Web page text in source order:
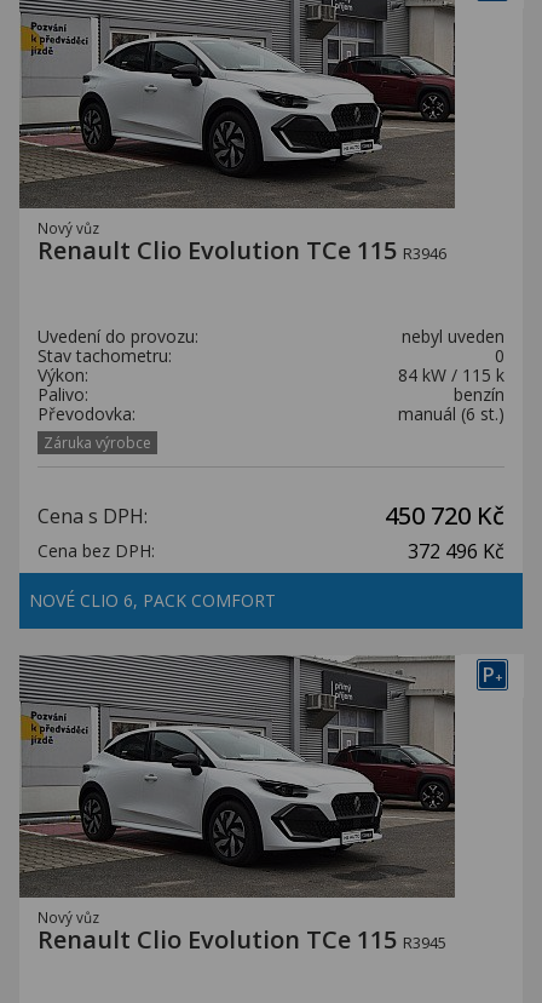
Nový vůz
Renault Clio Evolution TCe 115 R3946
Uvedení do provozu:
nebyl uveden
Stav tachometru:
0
Výkon:
84 kW / 115 k
Palivo:
benzín
Převodovka:
manuál (6 st.)
Záruka výrobce
Cena s DPH: 450 720 Kč
Cena bez DPH: 372 496 Kč
NOVÉ CLIO 6, PACK COMFORT
P+
Nový vůz
Renault Clio Evolution TCe 115 R3945